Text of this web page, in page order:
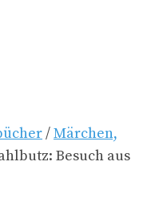
/Märchen,
Besuch aus